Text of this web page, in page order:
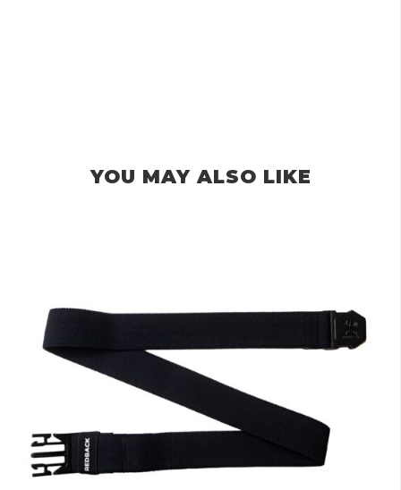
YOU MAY ALSO LIKE